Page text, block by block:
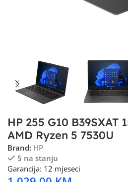
HP 255 G10 B39SXAT
AMD Ryzen 5 7530U
Brand: HP
5 na stanju
Garancija: 12 mjeseci